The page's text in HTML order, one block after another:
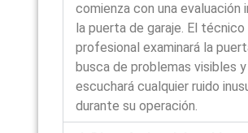
comienza con una evaluación
la puerta de garaje. El técnico
profesional examinará la
busca de problemas visibles y
escuchará cualquier ruido
durante su operación.